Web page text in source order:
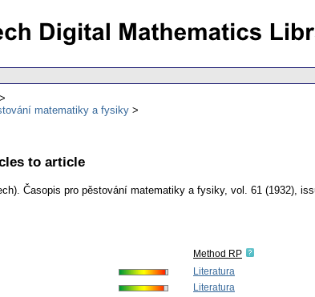
matematiky a fysiky
to article
Časopis pro pěstování matematiky a fysiky, vol. 61 (1932),
Method RP
Literatura
Literatura